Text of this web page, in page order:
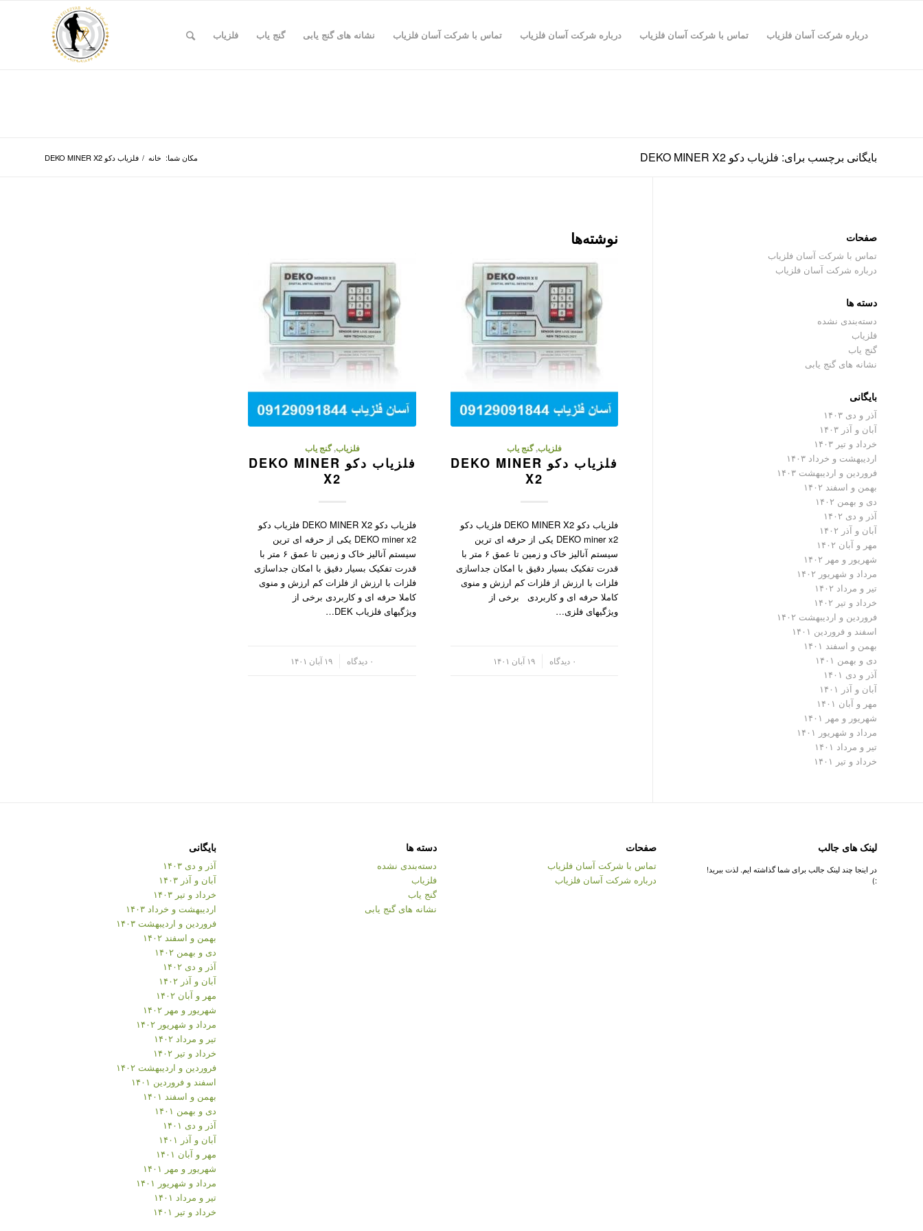
درباره شرکت آسان فلزیاب تماس با شرکت آسان فلزیاب درباره شرکت آسان فلزیاب تماس با شرکت آسان فلزیاب نشانه های گنج یابی گنج یاب فلزیاب
بایگانی برچسب برای: فلزیاب دکو DEKO MINER X2 مکان شما: خانه / فلزیاب دکو DEKO MINER X2
نوشته‌ها
فلزیاب,گنج یاب
فلزیاب دکو DEKO MINER
X2
فلزیاب دکو DEKO MINER X2 فلزیاب دکو
DEKO miner x2 یکی از حرفه ای ترین
سیستم آنالیز خاک و زمین تا عمق ۶ متر با
قدرت تفکیک بسیار دقیق با امکان جداسازی
فلزات با ارزش از فلزات کم ارزش و منوی
کاملا حرفه ای و کاربردی برخی از
ویژگیهای فلزی…
۰ دیدگاه ۱۹ آبان ۱۴۰۱
فلزیاب,گنج یاب
فلزیاب دکو DEKO MINER
X2
فلزیاب دکو DEKO MINER X2 فلزیاب دکو
DEKO miner x2 یکی از حرفه ای ترین
سیستم آنالیز خاک و زمین تا عمق ۶ متر با
قدرت تفکیک بسیار دقیق با امکان جداسازی
فلزات با ارزش از فلزات کم ارزش و منوی
کاملا حرفه ای و کاربردی برخی از
ویژگیهای فلزیاب DEK…
۰ دیدگاه ۱۹ آبان ۱۴۰۱
صفحات
تماس با شرکت آسان فلزیاب
درباره شرکت آسان فلزیاب
دسته ها
دسته‌بندی نشده
فلزیاب
گنج یاب
نشانه های گنج یابی
بایگانی
آذر و دی ۱۴۰۳
آبان و آذر ۱۴۰۳
خرداد و تیر ۱۴۰۳
اردیبهشت و خرداد ۱۴۰۳
فروردین و اردیبهشت ۱۴۰۳
بهمن و اسفند ۱۴۰۲
دی و بهمن ۱۴۰۲
آذر و دی ۱۴۰۲
آبان و آذر ۱۴۰۲
مهر و آبان ۱۴۰۲
شهریور و مهر ۱۴۰۲
مرداد و شهریور ۱۴۰۲
تیر و مرداد ۱۴۰۲
خرداد و تیر ۱۴۰۲
فروردین و اردیبهشت ۱۴۰۲
اسفند و فروردین ۱۴۰۱
بهمن و اسفند ۱۴۰۱
دی و بهمن ۱۴۰۱
آذر و دی ۱۴۰۱
آبان و آذر ۱۴۰۱
مهر و آبان ۱۴۰۱
شهریور و مهر ۱۴۰۱
مرداد و شهریور ۱۴۰۱
تیر و مرداد ۱۴۰۱
خرداد و تیر ۱۴۰۱
لینک های جالب
در اینجا چند لینک جالب برای شما گذاشته ایم. لذت ببرید!
:)
صفحات
تماس با شرکت آسان فلزیاب
درباره شرکت آسان فلزیاب
دسته ها
دسته‌بندی نشده
فلزیاب
گنج یاب
نشانه های گنج یابی
بایگانی
آذر و دی ۱۴۰۳
آبان و آذر ۱۴۰۳
خرداد و تیر ۱۴۰۳
اردیبهشت و خرداد ۱۴۰۳
فروردین و اردیبهشت ۱۴۰۳
بهمن و اسفند ۱۴۰۲
دی و بهمن ۱۴۰۲
آذر و دی ۱۴۰۲
آبان و آذر ۱۴۰۲
مهر و آبان ۱۴۰۲
شهریور و مهر ۱۴۰۲
مرداد و شهریور ۱۴۰۲
تیر و مرداد ۱۴۰۲
خرداد و تیر ۱۴۰۲
فروردین و اردیبهشت ۱۴۰۲
اسفند و فروردین ۱۴۰۱
بهمن و اسفند ۱۴۰۱
دی و بهمن ۱۴۰۱
آذر و دی ۱۴۰۱
آبان و آذر ۱۴۰۱
مهر و آبان ۱۴۰۱
شهریور و مهر ۱۴۰۱
مرداد و شهریور ۱۴۰۱
تیر و مرداد ۱۴۰۱
خرداد و تیر ۱۴۰۱